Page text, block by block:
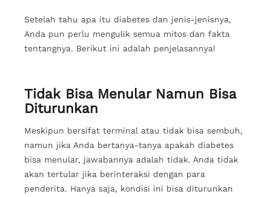
Setelah tahu apa itu diabetes dan jenis-jenisnya,
Anda pun perlu mengulik semua mitos dan fakta
tentangnya. Berikut ini adalah penjelasannya!
Tidak Bisa Menular Namun Bisa
Diturunkan
Meskipun bersifat terminal atau tidak bisa sembuh,
namun jika Anda bertanya-tanya apakah diabetes
bisa menular, jawabannya adalah tidak. Anda tidak
akan tertular jika berinteraksi dengan para
penderita. Hanya saja, kondisi ini bisa diturunkan